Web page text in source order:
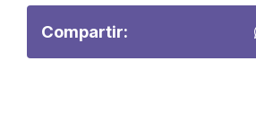
Compartir: